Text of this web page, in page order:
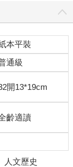
本平裝
通級
開13*19cm
齡適讀
人文歷史